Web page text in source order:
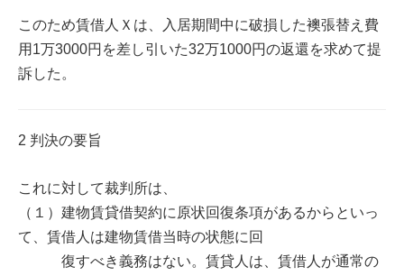
このため賃借人Ｘは、入居期間中に破損した襖張替え費
用1万3000円を差し引いた32万1000円の返還を求めて提
訴した。
2 判決の要旨
これに対して裁判所は、
（１）建物賃貸借契約に原状回復条項があるからといっ
て、賃借人は建物賃借当時の状態に回
復すべき義務はない。賃貸人は、賃借人が通常の